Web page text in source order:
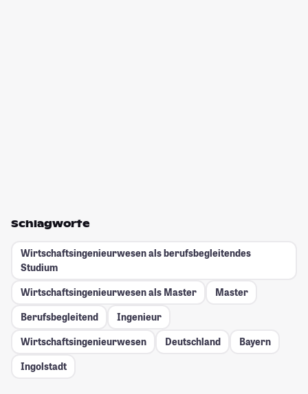
Schlagworte
Wirtschaftsingenieurwesen als berufsbegleitendes
Studium
Wirtschaftsingenieurwesen als Master
Master
Berufsbegleitend
Ingenieur
Wirtschaftsingenieurwesen
Deutschland
Bayern
Ingolstadt